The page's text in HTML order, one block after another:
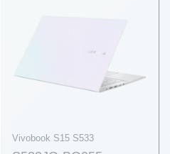
Vivobook S15 S533